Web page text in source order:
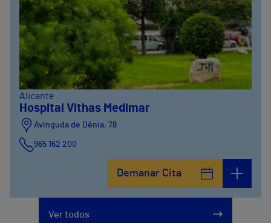
Alicante
Hospital Vithas Medimar
Avinguda de Dénia, 78
965 162 200
Demanar Cita
Ver todos